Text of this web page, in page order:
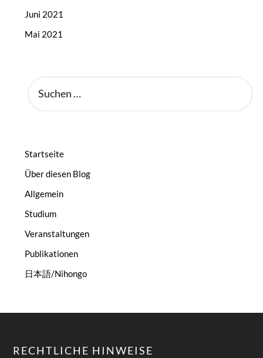
Juni 2021
Mai 2021
NACH:
Startseite
Über diesen Blog
Allgemein
Studium
Veranstaltungen
Publikationen
日本語/Nihongo
RECHTLICHE HINWEISE